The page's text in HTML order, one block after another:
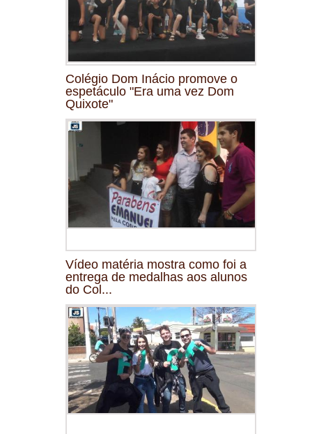
Colégio Dom Inácio promove o
espetáculo "Era uma vez Dom
Quixote"
Vídeo matéria mostra como foi a
entrega de medalhas aos alunos
do Col...